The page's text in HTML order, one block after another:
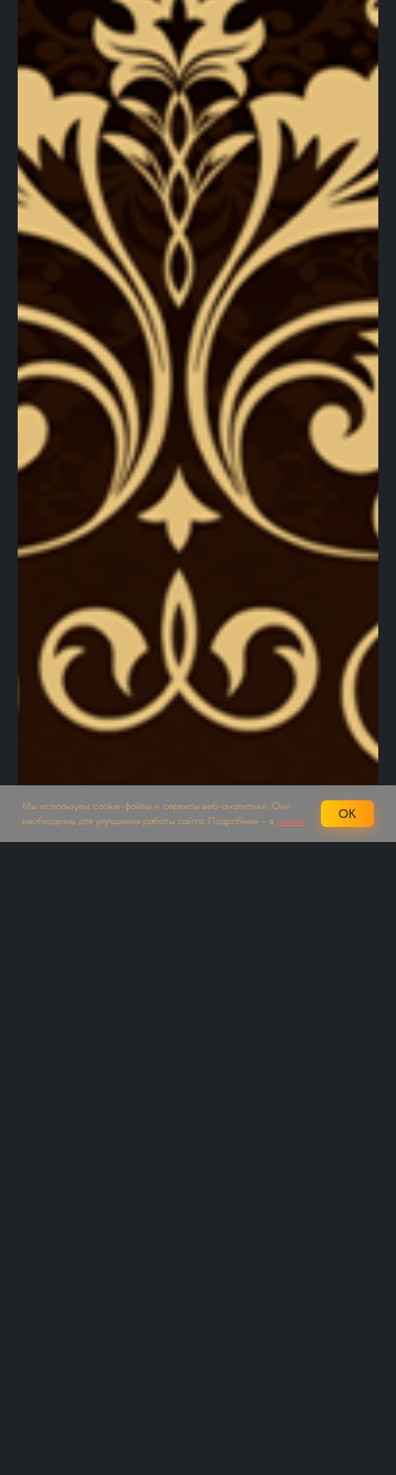
Мы используем cookie-файлы и сервисы веб-аналитики. Они
необходимы для улучшения работы сайта. Подробнее – в cookie
OK